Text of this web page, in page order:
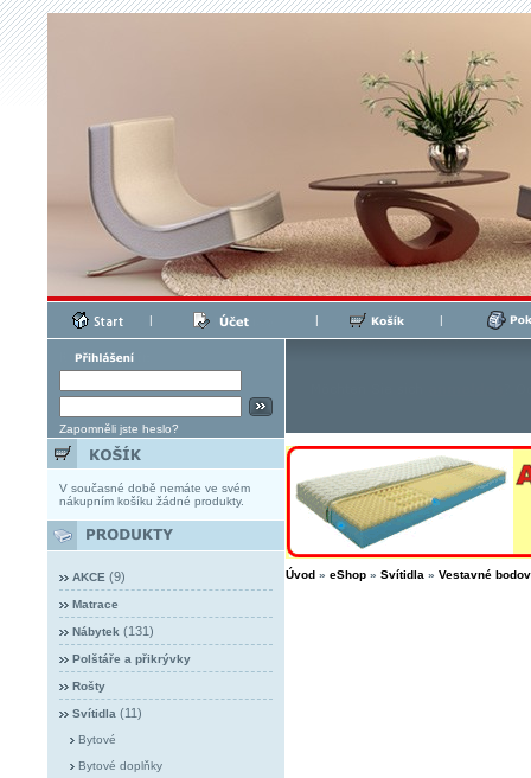
| | |
Zapomněli jste heslo?
V současné době nemáte ve svém
nákupním košíku žádné produkty.
AKCE (9)
Matrace
Nábytek (131)
Polštáře a přikrývky
Rošty
Svítidla (11)
Bytové
Bytové doplňky
Úvod» eShop» Svítidla» Vestavné